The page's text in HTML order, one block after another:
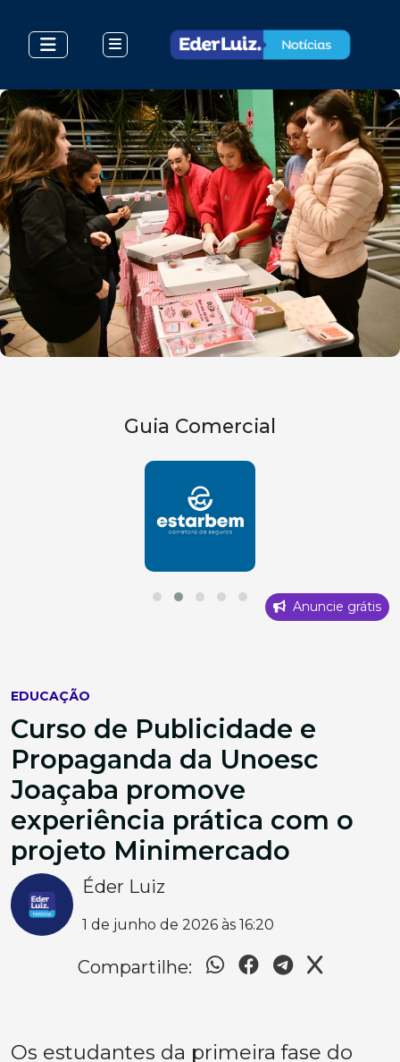
Guia Comercial
Anuncie grátis
EDUCAÇÃO
Curso de Publicidade e
Propaganda da Unoesc
Joaçaba promove
experiência prática com o
projeto Minimercado
Éder Luiz
1 de junho de 2026 às 16:20
Compartilhe:
Os estudantes da primeira fase do